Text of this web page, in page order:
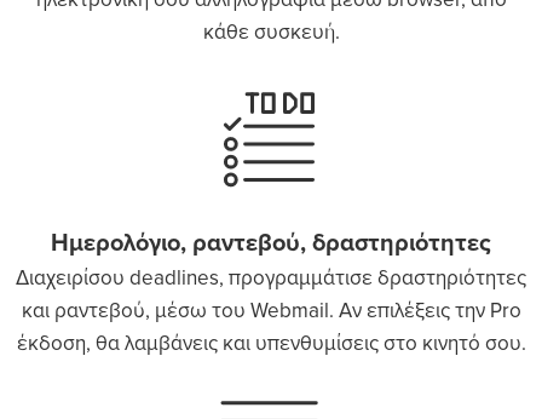
κάθε συσκευή.
Ημερολόγιο, ραντεβού, δραστηριότητες
Διαχειρίσου deadlines, προγραμμάτισε δραστηριότητες
και ραντεβού, μέσω του Webmail. Αν επιλέξεις την Pro
έκδοση, θα λαμβάνεις και υπενθυμίσεις στο κινητό σου.